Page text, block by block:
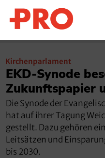
Kirchenparlament
EKD-Synode
Zukunftspapier
Die Synode der
hat auf ihrer Tagung
gestellt. Dazu gehören
Leitsätzen und
bis 2030.